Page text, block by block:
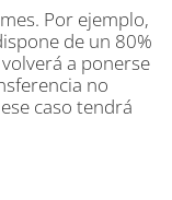
Por ejemplo,
de un 80%
a ponerse
no
caso tendrá